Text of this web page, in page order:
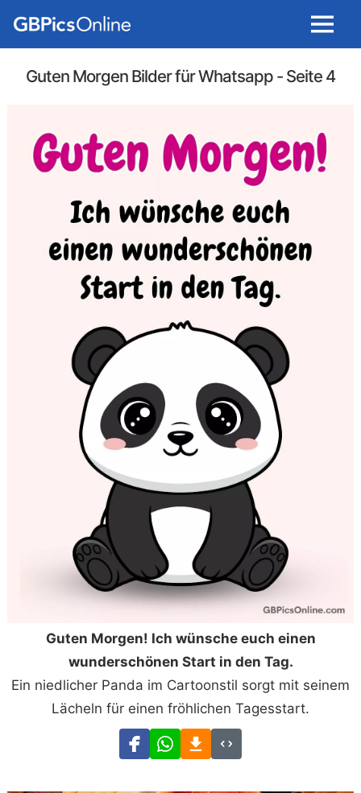
Menu
Guten Morgen Bilder für Whatsapp - Seite 4
Guten Morgen! Ich wünsche euch einen
wunderschönen Start in den Tag.
Ein niedlicher Panda im Cartoonstil sorgt mit seinem
Lächeln für einen fröhlichen Tagesstart.